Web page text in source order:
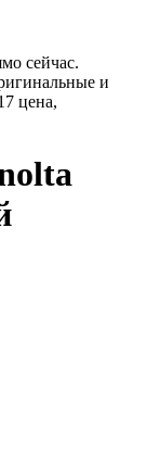
сейчас.
и
цена,